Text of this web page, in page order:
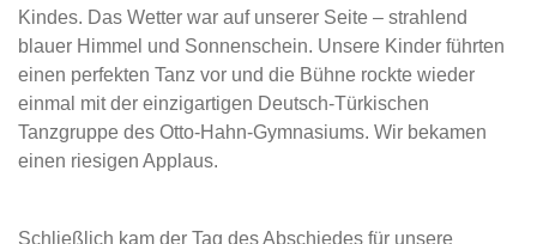
Kindes. Das Wetter war auf unserer Seite – strahlend
blauer Himmel und Sonnenschein. Unsere Kinder führten
einen perfekten Tanz vor und die Bühne rockte wieder
einmal mit der einzigartigen Deutsch-Türkischen
Tanzgruppe des Otto-Hahn-Gymnasiums. Wir bekamen
einen riesigen Applaus.
Schließlich kam der Tag des Abschiedes für unsere